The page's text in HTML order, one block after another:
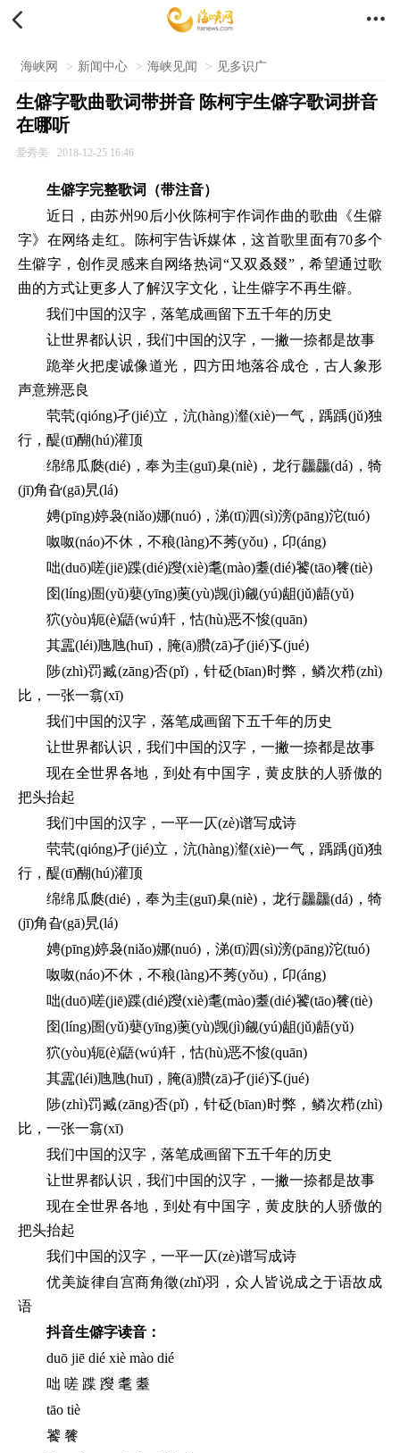
 
海峡网 > 新闻中心 > 海峡见闻 > 见多识广
生僻字歌曲歌词带拼音 陈柯宇生僻字歌词拼音
在哪听
爱秀美 2018-12-25 16:46
生僻字完整歌词（带注音）
近日，由苏州90后小伙陈柯宇作词作曲的歌曲《生僻
字》在网络走红。陈柯宇告诉媒体，这首歌里面有70多个
生僻字，创作灵感来自网络热词“又双叒叕”，希望通过歌
曲的方式让更多人了解汉字文化，让生僻字不再生僻。
我们中国的汉字，落笔成画留下五千年的历史
让世界都认识，我们中国的汉字，一撇一捺都是故事
跪举火把虔诚像道光，四方田地落谷成仓，古人象形
声意辨恶良
茕茕(qióng)孑(jié)立，沆(hàng)瀣(xiè)一气，踽踽(jǔ)独
行，醍(tī)醐(hú)灌顶
绵绵瓜瓞(dié)，奉为圭(guī)臬(niè)，龙行龘龘(dá)，犄
(jī)角旮(gā)旯(lá)
娉(pīng)婷袅(niǎo)娜(nuó)，涕(tī)泗(sì)滂(pāng)沱(tuó)
呶呶(náo)不休，不稂(làng)不莠(yǒu)，卬(áng)
咄(duō)嗟(jiē)蹀(dié)躞(xiè)耄(mào)耋(dié)饕(tāo)餮(tiè)
囹(líng)圄(yǔ)蘡(yīng)薁(yù)觊(jì)觎(yú)龃(jǔ)龉(yǔ)
狖(yòu)轭(è)鼯(wú)轩，怙(hù)恶不悛(quān)
其靁(léi)虺虺(huī)，腌(ā)臢(zā)孑(jié)孓(jué)
陟(zhì)罚臧(zāng)否(pǐ)，针砭(bīan)时弊，鳞次栉(zhì)
比，一张一翕(xī)
我们中国的汉字，落笔成画留下五千年的历史
让世界都认识，我们中国的汉字，一撇一捺都是故事
现在全世界各地，到处有中国字，黄皮肤的人骄傲的
把头抬起
我们中国的汉字，一平一仄(zè)谱写成诗
茕茕(qióng)孑(jié)立，沆(hàng)瀣(xiè)一气，踽踽(jǔ)独
行，醍(tī)醐(hú)灌顶
绵绵瓜瓞(dié)，奉为圭(guī)臬(niè)，龙行龘龘(dá)，犄
(jī)角旮(gā)旯(lá)
娉(pīng)婷袅(niǎo)娜(nuó)，涕(tī)泗(sì)滂(pāng)沱(tuó)
呶呶(náo)不休，不稂(làng)不莠(yǒu)，卬(áng)
咄(duō)嗟(jiē)蹀(dié)躞(xiè)耄(mào)耋(dié)饕(tāo)餮(tiè)
囹(líng)圄(yǔ)蘡(yīng)薁(yù)觊(jì)觎(yú)龃(jǔ)龉(yǔ)
狖(yòu)轭(è)鼯(wú)轩，怙(hù)恶不悛(quān)
其靁(léi)虺虺(huī)，腌(ā)臢(zā)孑(jié)孓(jué)
陟(zhì)罚臧(zāng)否(pǐ)，针砭(bīan)时弊，鳞次栉(zhì)
比，一张一翕(xī)
我们中国的汉字，落笔成画留下五千年的历史
让世界都认识，我们中国的汉字，一撇一捺都是故事
现在全世界各地，到处有中国字，黄皮肤的人骄傲的
把头抬起
我们中国的汉字，一平一仄(zè)谱写成诗
优美旋律自宫商角徵(zhǐ)羽，众人皆说成之于语故成
语
抖音生僻字读音：
duō jiē dié xiè mào dié
咄 嗟 蹀 躞 耄 耋
tāo tiè
饕 餮